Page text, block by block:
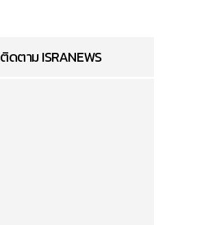
ติดตาม ISRANEWS